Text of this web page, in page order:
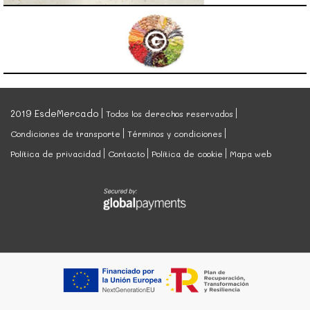
2019 EsdeMercado
Todos los derechos reservados
Condiciones de transporte
Términos y condiciones
Política de privacidad
Contacto Política de cookie Mapa web